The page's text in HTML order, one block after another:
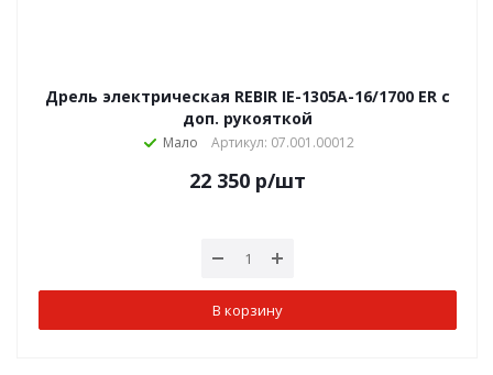
Дрель электрическая REBIR IE-1305А-16/1700 ER с
доп. рукояткой
Мало Артикул: 07.001.00012
22 350 р/шт
В корзину